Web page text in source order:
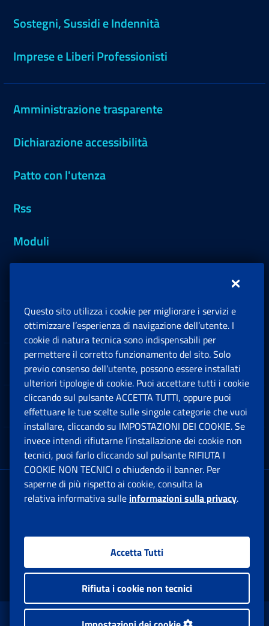
Sostegni, Sussidi e Indennità
Imprese e Liberi Professionisti
Amministrazione trasparente
Dichiarazione accessibilità
Patto con l'utenza
Rss
Moduli
Sedi e Contatti
Software
Note Legali
App mobile
Sede Legale : Via Ciro il Grande, 21
00144 Roma
Facebook: Apre una nuova finestra
Twitter: Apre una nuova finestra
Whatsapp: Apre una nuova
Youtube: Apre una
Instagram:
www.inps.gov.it © 1997-2026
Questo sito utilizza i cookie per migliorare i servizi e
ottimizzare l’esperienza di navigazione dell’utente. I
cookie di natura tecnica sono indispensabili per
permettere il corretto funzionamento del sito. Solo
previo consenso dell’utente, possono essere installati
ulteriori tipologie di cookie. Puoi accettare tutti i cookie
cliccando sul pulsante ACCETTA TUTTI, oppure puoi
effettuare le tue scelte sulle singole categorie che vuoi
installare, cliccando su IMPOSTAZIONI DEI COOKIE. Se
invece intendi rifiutarne l’installazione dei cookie non
tecnici, puoi farlo cliccando sul pulsante RIFIUTA I
COOKIE NON TECNICI o chiudendo il banner. Per
saperne di più rispetto ai cookie, consulta la
relativa informativa sulle informazioni sulla privacy.
Accetta Tutti
Rifiuta i cookie non tecnici